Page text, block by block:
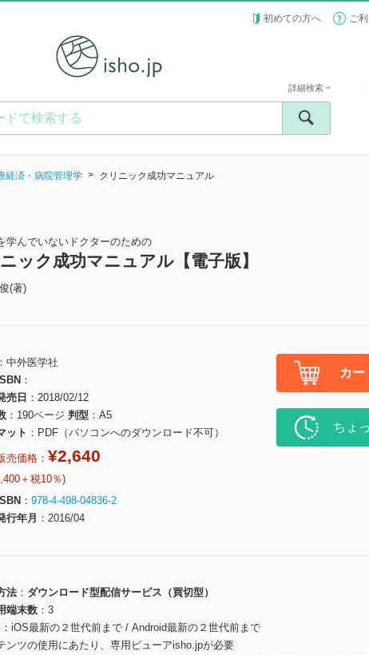
初めての方へ ご
詳細検索
経済・病院管理学 クリニック成功マニュアル
学んでいないドクターのための
ック成功マニュアル【電子版】
(著)
中外医学社
売日
2018/02/12
190ページ 判型
A5
ット
PDF（パソコンへのダウンロード不可）
売価格： ¥2,640
＋税10％)
978-4-498-04836-2
行年月
2016/04
カー
ちょ
法
ダウンロード型配信サービス（買切型）
端末数
3
iOS最新の２世代前まで / Android最新の２世代前まで
ンツの使用にあたり、専用ビューアisho.jpが必要